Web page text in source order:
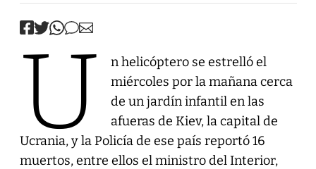
U
n helicóptero se estrelló el
miércoles por la mañana cerca
de un jardín infantil en las
afueras de Kiev, la capital de
Ucrania, y la Policía de ese país reportó 16
muertos, entre ellos el ministro del Interior,